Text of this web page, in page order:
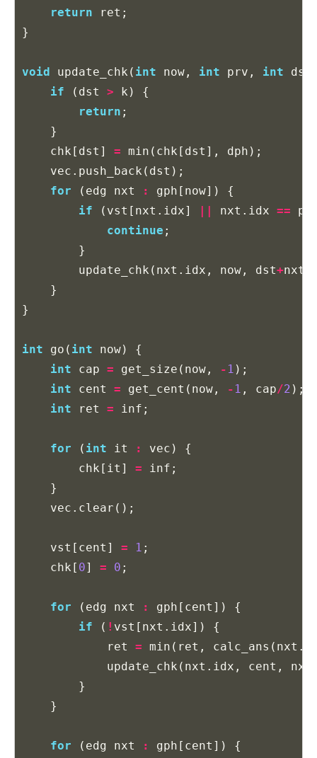
return ret ;
}
void update_chk ( int now , int prv , int dst
if
( dst > k )
{
return ;
}
chk [ dst ] = min ( chk [ dst ], dph );
vec . push_back ( dst );
for
( edg nxt : gph [ now])
{
if
( vst [ nxt . idx] || nxt . idx ==
continue ;
}
update_chk ( nxt . idx , now , dst+nxt
}
}
int go ( int now)
{
int
cap = get_size ( now , - 1 );
int
cent = get_cent ( now , - 1 , cap/2 );
int
ret = inf ;
for ( int it : vec )
{
chk [ it ] = inf ;
}
vec . clear ();
vst [ cent ] = 1 ;
chk [ 0] = 0 ;
for ( edg nxt : gph [ cent ])
{
if
( ! vst [ nxt . idx])
{
ret
= min ( ret , calc_ans ( nxt .
update_chk ( nxt . idx , cent , nxt
}
}
for ( edg nxt : gph [ cent ])
{